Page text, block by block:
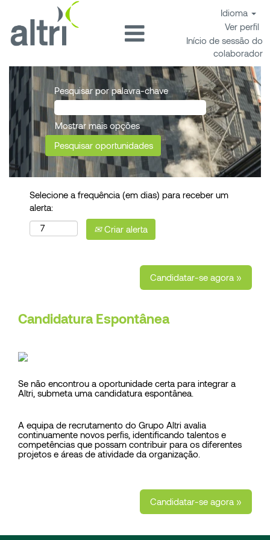
Idioma
Ver perfil
Início de sessão do
colaborador
Pesquisar por palavra-chave
Mostrar mais opções
Selecione a frequência (em dias) para receber um
alerta:
Criar alerta
Candidatar-se agora »
Candidatura Espontânea
Se não encontrou a oportunidade certa para integrar a
Altri, submeta uma candidatura espontânea.
A equipa de recrutamento do Grupo Altri avalia
continuamente novos perfis, identificando talentos e
competências que possam contribuir para os diferentes
projetos e áreas de atividade da organização.
Candidatar-se agora »